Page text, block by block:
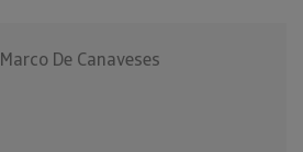
Marco De Canaveses